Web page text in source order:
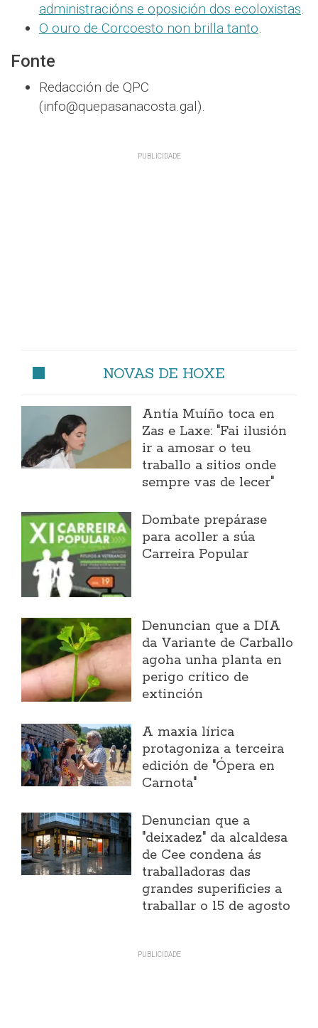
administracións e oposición dos ecoloxistas.
O ouro de Corcoesto non brilla tanto.
Fonte
Redacción de QPC
(info@quepasanacosta.gal).
NOVAS DE HOXE
Antía Muíño toca en
Zas e Laxe: "Fai ilusión
ir a amosar o teu
traballo a sitios onde
sempre vas de lecer"
Dombate prepárase
para acoller a súa
Carreira Popular
Denuncian que a DIA
da Variante de Carballo
agoha unha planta en
perigo crítico de
extinción
A maxia lírica
protagoniza a terceira
edición de "Ópera en
Carnota"
Denuncian que a
"deixadez" da alcaldesa
de Cee condena ás
traballadoras das
grandes superificies a
traballar o 15 de agosto